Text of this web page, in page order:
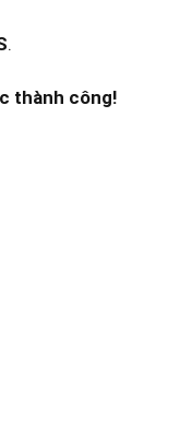
.
thành công!